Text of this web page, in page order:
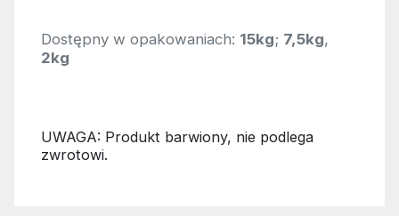
Dostępny w opakowaniach: 15kg; 7,5kg,
2kg
UWAGA: Produkt barwiony, nie podlega
zwrotowi.